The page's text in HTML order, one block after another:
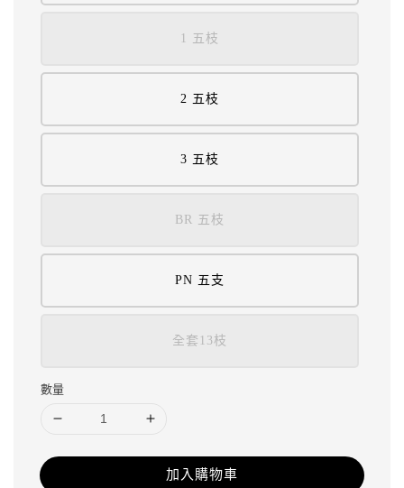
1 五枝
2 五枝
3 五枝
BR 五枝
PN 五支
全套13枝
數量
加入購物車